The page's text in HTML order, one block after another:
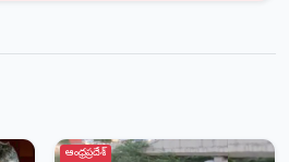
ఆంధ్రప్రదేశ్